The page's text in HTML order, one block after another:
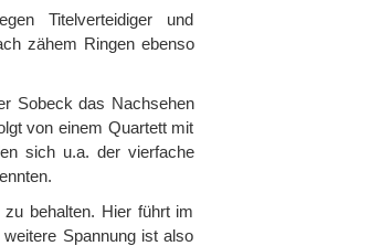
Titelverteidiger und
zähem Ringen ebenso
Sobeck das Nachsehen
von einem Quartett mit
sich u.a. der vierfache
behalten. Hier führt im
Spannung ist also